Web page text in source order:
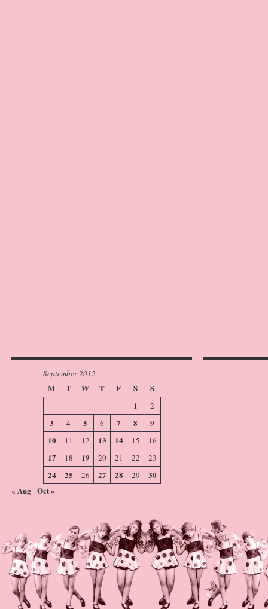
September 2012
M T W T F S
S
1
2
3 4 5 6 7 8
9
10
11 12 13 14 15 16
17 18 19 20 21 22 23
24 25 26 27 28 29
30
« Aug Oct »